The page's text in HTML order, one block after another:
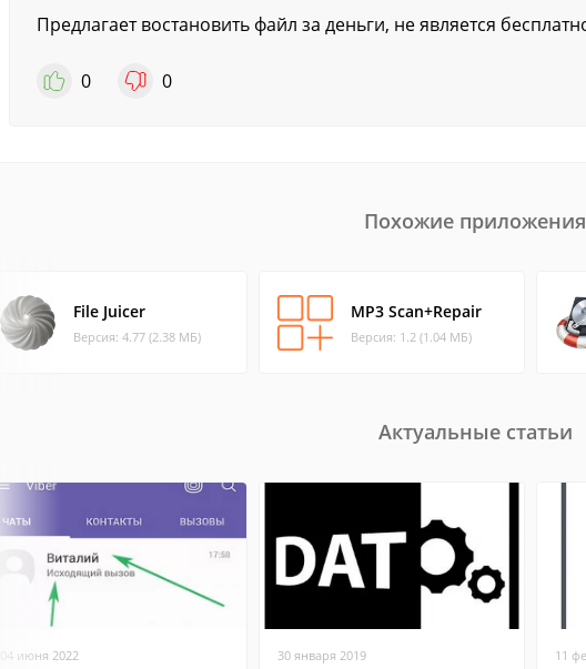
Предлагает востановить файл за деньги, не является
0 0
Похожие приложения
File Juicer
Версия: 4.77 (2.38 МБ)
MP3 Scan+Repair
Версия: 1.2 (1.04 МБ)
Актуальные статьи
04 июня 2022 30 января 2019 11